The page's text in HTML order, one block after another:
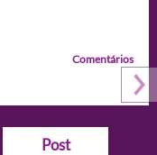
Comentários
Post